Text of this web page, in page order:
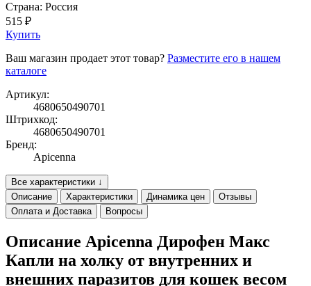
Страна: Россия
515 ₽
Купить
Ваш магазин продает этот товар? Разместите его в нашем
каталоге
Артикул:
4680650490701
Штрихкод:
4680650490701
Бренд:
Apicenna
Все характеристики ↓
Описание
Характеристики Динамика цен
Отзывы
Оплата и Доставка
Вопросы
Описание Apicenna Дирофен Макс
Капли на холку от внутренних и
внешних паразитов для кошек весом